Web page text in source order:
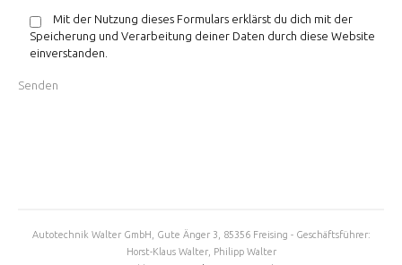
Mit der Nutzung dieses Formulars erklärst du dich mit der
Speicherung und Verarbeitung deiner Daten durch diese Website
einverstanden.
Autotechnik Walter GmbH, Gute Änger 3, 85356 Freising - Geschäftsführer:
Horst-Klaus Walter, Philipp Walter